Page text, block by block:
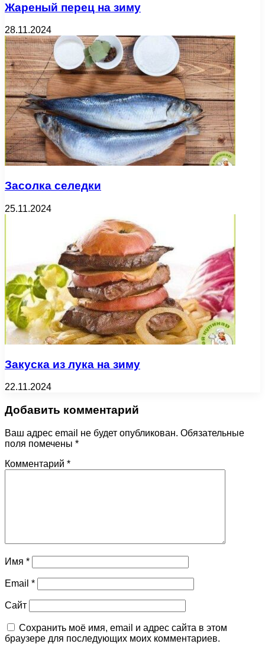
Жареный перец на зиму
28.11.2024
Засолка селедки
25.11.2024
Закуска из лука на зиму
22.11.2024
Добавить комментарий
Ваш адрес email не будет опубликован. Обязательные
поля помечены *
Комментарий *
Имя *
Email *
Сайт
Сохранить моё имя, email и адрес сайта в этом
браузере для последующих моих комментариев.